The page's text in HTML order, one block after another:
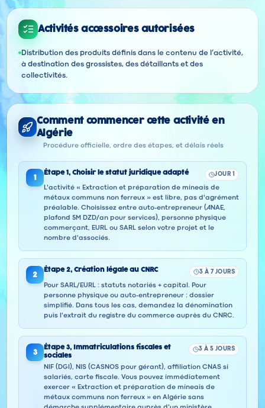
Activités accessoires autorisées
Distribution des produits définis dans le contenu de l’activité,
à destination des grossistes, des détaillants et des
collectivités.
Comment commencer cette activité en
Algérie
Procédure officielle, ordre des étapes, et délais réels
1
Étape 1, Choisir le statut juridique adapté JOUR 1
L'activité « Extraction et préparation de mineais de
métaux communs non ferreux » est libre, pas d'agrément
préalable. Choisissez entre auto-entrepreneur (ANAE,
plafond 5M DZD/an pour services), personne physique
commerçant, EURL ou SARL selon votre projet et le
nombre d'associés.
2
Étape 2, Création légale au CNRC 3 À 7 JOURS
Pour SARL/EURL : statuts notariés + capital. Pour
personne physique ou auto-entrepreneur : dossier
simplifié. Dans tous les cas, demandez la dénomination
puis l'extrait du registre du commerce auprès du CNRC.
3
Étape 3,
Immatriculations fiscales et
sociales
3 À 5 JOURS
NIF (DGI), NIS (CASNOS pour gérant), affiliation CNAS si
salariés, carte fiscale. Vous pouvez immédiatement
exercer « Extraction et préparation de mineais de
métaux communs non ferreux » en Algérie sans